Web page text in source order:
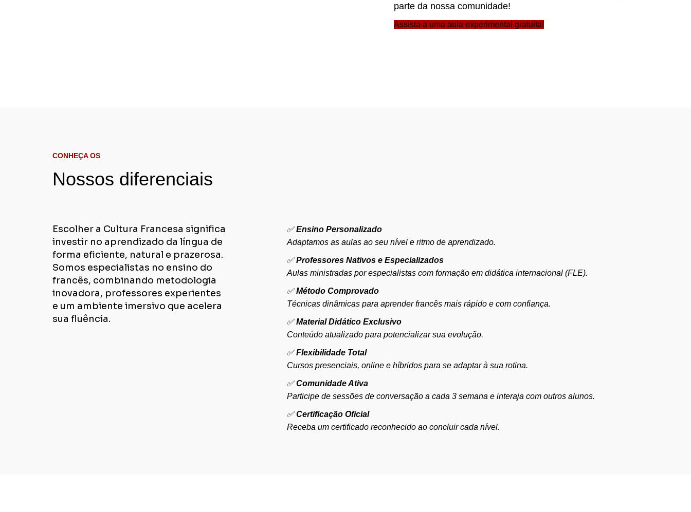
parte da nossa comunidade!
Assista a uma aula experimental gratuita!
CONHEÇA OS
Nossos diferenciais
Escolher a Cultura Francesa significa
investir no aprendizado da língua de
forma eficiente, natural e prazerosa.
Somos especialistas no ensino do
francês, combinando metodologia
inovadora, professores experientes
e um ambiente imersivo que acelera
sua fluência.
✅ Ensino Personalizado
Adaptamos as aulas ao seu nível e ritmo de aprendizado.
✅ Professores Nativos e Especializados
Aulas ministradas por especialistas com formação em didática internacional (FLE).
✅ Método Comprovado
Técnicas dinâmicas para aprender francês mais rápido e com confiança.
✅ Material Didático Exclusivo
Conteúdo atualizado para potencializar sua evolução.
✅ Flexibilidade Total
Cursos presenciais, online e híbridos para se adaptar à sua rotina.
✅ Comunidade Ativa
Participe de sessões de conversação a cada 3 semana e interaja com outros alunos.
✅ Certificação Oficial
Receba um certificado reconhecido ao concluir cada nível.